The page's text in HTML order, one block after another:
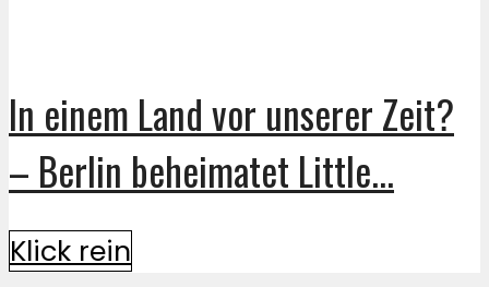
In einem Land vor unserer Zeit?
– Berlin beheimatet Little...
Klick rein